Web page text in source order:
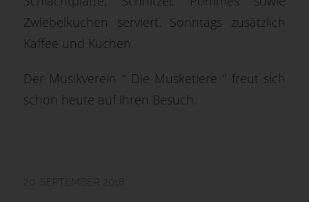
Zwiebelkuchen serviert. Sonntags zusätzlich
Kaffee und Kuchen.
Der Musikverein “ Die Musketiere “ freut sich
schon heute auf ihren Besuch.
20. SEPTEMBER 2018